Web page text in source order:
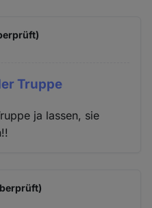
Truppe
ja lassen, sie